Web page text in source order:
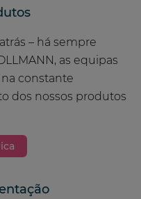
– há sempre
as equipas
constante
dos nossos produtos